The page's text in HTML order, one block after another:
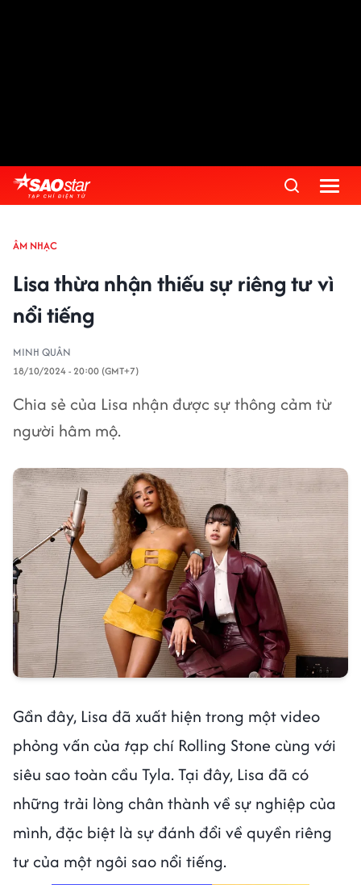
ÂM NHẠC
Lisa thừa nhận thiếu sự riêng tư vì
nổi tiếng
MINH QUÂN
18/10/2024 - 20:00 (GMT+7)
Chia sẻ của Lisa nhận được sự thông cảm từ
người hâm mộ.
Gần đây, Lisa đã xuất hiện trong một video
phỏng vấn của tạp chí Rolling Stone cùng với
siêu sao toàn cầu Tyla. Tại đây, Lisa đã có
những trải lòng chân thành về sự nghiệp của
mình, đặc biệt là sự đánh đổi về quyền riêng
tư của một ngôi sao nổi tiếng.